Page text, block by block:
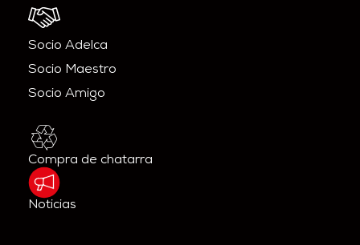
Socio Adelca
Socio Maestro
Socio Amigo
Compra de chatarra
Noticias